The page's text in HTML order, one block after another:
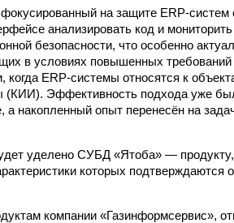
на защите ERP-систем
анализировать код и
безопасности, что особенно
в условиях повышенных требований
ERP-системы относятся к
(КИИ). Эффективность подхода уже
а накопленный опыт перенесён на
уделено СУБД «Ятоба» —
которых подтверждаются
компании «Газинформсервис»,